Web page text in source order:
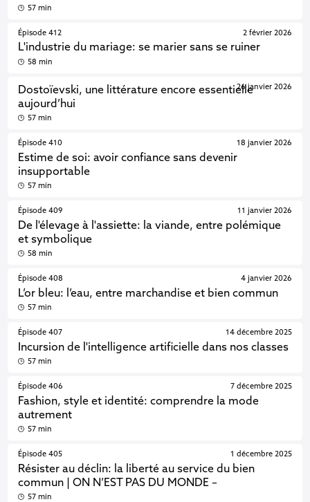
57 min
Épisode 412
L'industrie du mariage: se marier sans se ruiner
2 février 2026
58 min
Dostoïevski, une littérature encore essentielle
aujourd’hui
26 janvier 2026
57 min
Épisode 410
Estime de soi: avoir confiance sans devenir
insupportable
18 janvier 2026
57 min
Épisode 409
De l'élevage à l'assiette: la viande, entre polémique
et symbolique
11 janvier 2026
58 min
Épisode 408
L’or bleu: l’eau, entre marchandise et bien commun
4 janvier 2026
57 min
Épisode 407
Incursion de l'intelligence artificielle dans nos classes
14 décembre 2025
57 min
Épisode 406
Fashion, style et identité: comprendre la mode
autrement
7 décembre 2025
57 min
Épisode 405
Résister au déclin: la liberté au service du bien
commun | ON N’EST PAS DU MONDE –
1 décembre 2025
57 min